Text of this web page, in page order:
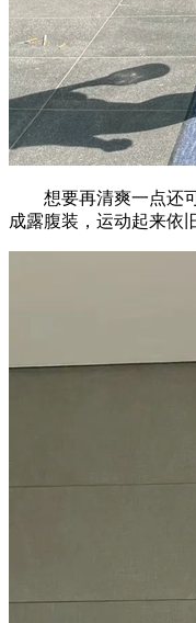
想要再清爽一点还可
成露腹装，运动起来依